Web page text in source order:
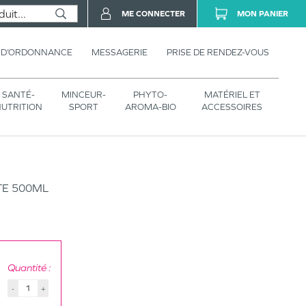
MESSAGERIE PRISE DE RENDEZ-VOUS
SANTÉ-
MINCEUR-
SPORT
PHYTO-
AROMA-BIO
MATÉRIEL ET
ACCESSOIRES
ME CONNECTER MON PANIER
500ML
Quantité :
- +